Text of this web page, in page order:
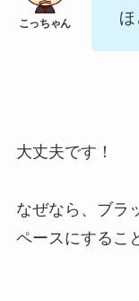
ほ
大丈夫です！
なぜなら、ブラ
ペースにするこ